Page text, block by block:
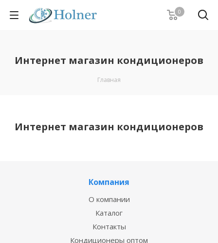
0
Интернет магазин кондиционеров
Главная
Интернет магазин кондиционеров
Компания
О компании
Каталог
Контакты
Кондиционеры оптом